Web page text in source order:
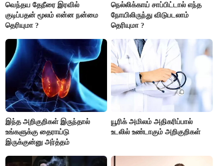
வெந்தய தேநீரை இரவில்
குடிப்பதன் மூலம் என்ன நன்மை
தெரியுமா ?
நெல்லிக்காய் சாப்பிட்டால் எந்த
நோயிலிருந்து விடுபடலாம்
தெரியுமா ?
இந்த அறிகுறிகள் இருந்தால்
உங்களுக்கு தைராய்டு
இருக்குன்னு அர்த்தம்
யூரிக் அமிலம் அதிகரிப்பால்
உடலில் உண்டாகும் அறிகுறிகள்